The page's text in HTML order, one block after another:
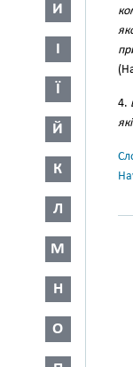
И
І
Ї
Й
К
Л
М
Н
О
4.